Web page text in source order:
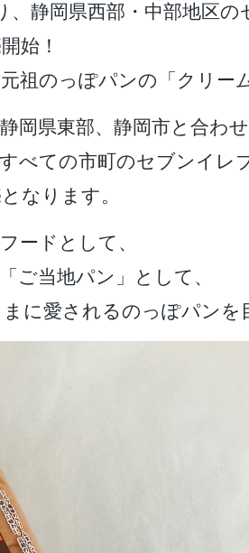
、静岡県西部・中部地区
始！
祖のっぽパンの「クリー
岡県東部、静岡市と合わ
べての市町のセブンイレ
なります。
ードとして、
ご当地パン」として、
に愛されるのっぽパンを